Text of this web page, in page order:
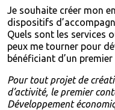
Je souhaite créer mon
dispositifs
Quels sont les services
peux me tourner pour
bénéficiant d’un
Pour tout projet de
d’activité, le premier
Développement